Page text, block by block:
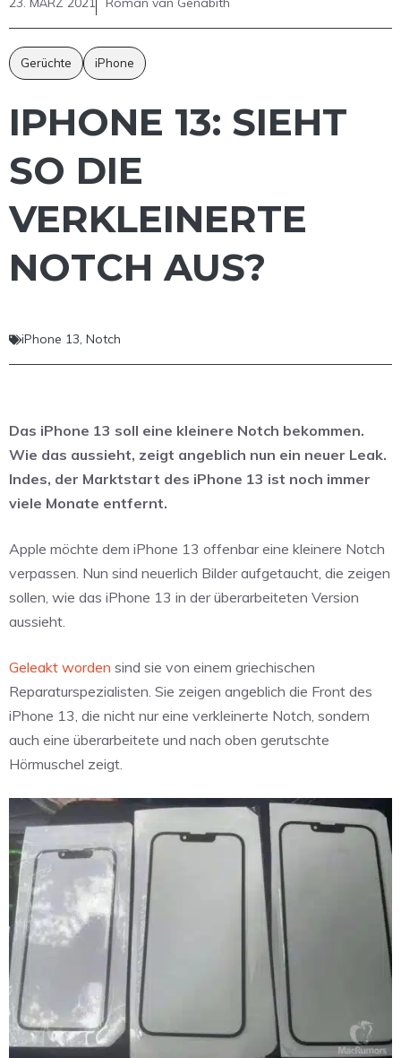
Gerüchte iPhone
IPHONE 13: SIEHT
SO DIE
VERKLEINERTE
NOTCH AUS?
iPhone 13, Notch
Das iPhone 13 soll eine kleinere Notch bekommen.
Wie das aussieht, zeigt angeblich nun ein neuer Leak.
Indes, der Marktstart des iPhone 13 ist noch immer
viele Monate entfernt.
Apple möchte dem iPhone 13 offenbar eine kleinere Notch
verpassen. Nun sind neuerlich Bilder aufgetaucht, die zeigen
sollen, wie das iPhone 13 in der überarbeiteten Version
aussieht.
Geleakt worden sind sie von einem griechischen
Reparaturspezialisten. Sie zeigen angeblich die Front des
iPhone 13, die nicht nur eine verkleinerte Notch, sondern
auch eine überarbeitete und nach oben gerutschte
Hörmuschel zeigt.